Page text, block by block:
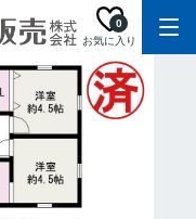
お気に入り
0